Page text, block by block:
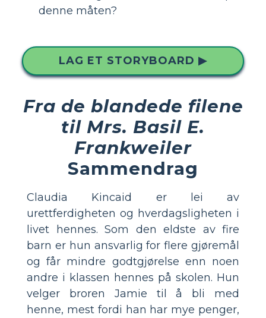
denne måten?
LAG ET STORYBOARD ▶
Fra de blandede filene
til Mrs. Basil E.
Frankweiler
Sammendrag
Claudia Kincaid er lei av
urettferdigheten og hverdagsligheten i
livet hennes. Som den eldste av fire
barn er hun ansvarlig for flere gjøremål
og får mindre godtgjørelse enn noen
andre i klassen hennes på skolen. Hun
velger broren Jamie til å bli med
henne, mest fordi han har mye penger,